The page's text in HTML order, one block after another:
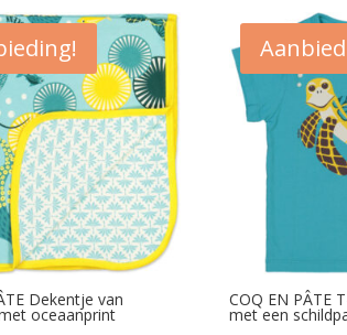
€10,00.
€17,00.
Dekentje van
oceaanprint
COQ EN PÂTE
met een